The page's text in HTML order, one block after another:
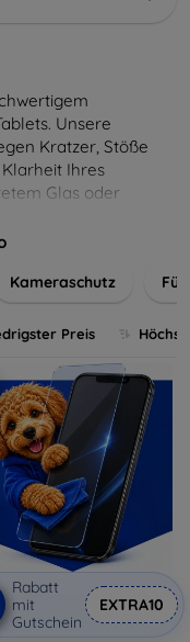
Unsere
Kratzer, Stöße
Ihres
Glas oder
um eine
und zuverlässigen
Kameraschutz
Preis
Rabatt
mit
Gutschein
EXTRA10